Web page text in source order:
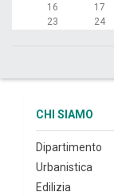
16
17
23
24
CHI SIAMO
Dipartimento
Urbanistica
Edilizia